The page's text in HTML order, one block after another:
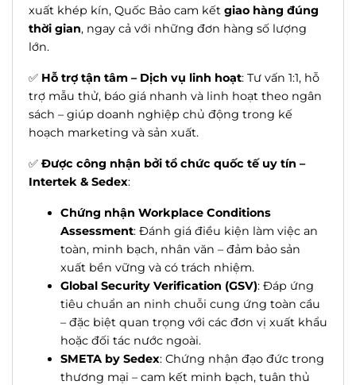
xuất khép kín, Quốc Bảo cam kết giao hàng đúng
thời gian, ngay cả với những đơn hàng số lượng
lớn.
✅ Hỗ trợ tận tâm – Dịch vụ linh hoạt: Tư vấn 1:1, hỗ
trợ mẫu thử, báo giá nhanh và linh hoạt theo ngân
sách – giúp doanh nghiệp chủ động trong kế
hoạch marketing và sản xuất.
✅ Được công nhận bởi tổ chức quốc tế uy tín –
Intertek & Sedex:
Chứng nhận Workplace Conditions
Assessment: Đánh giá điều kiện làm việc an
toàn, minh bạch, nhân văn – đảm bảo sản
xuất bền vững và có trách nhiệm.
Global Security Verification (GSV): Đáp ứng
tiêu chuẩn an ninh chuỗi cung ứng toàn cầu
– đặc biệt quan trọng với các đơn vị xuất khẩu
hoặc đối tác nước ngoài.
SMETA by Sedex: Chứng nhận đạo đức trong
thương mại – cam kết minh bạch, tuân thủ